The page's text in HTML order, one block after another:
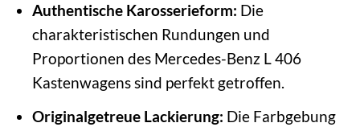
Authentische Karosserieform: Die
charakteristischen Rundungen und
Proportionen des Mercedes-Benz L 406
Kastenwagens sind perfekt getroffen.
Originalgetreue Lackierung: Die Farbgebung